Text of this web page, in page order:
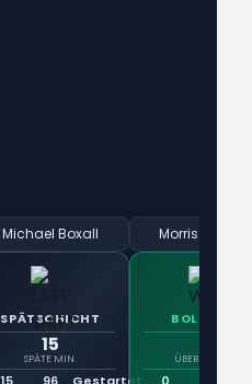
Michael Boxall
SPÄTSCHICHT
15
SPÄTE MIN.
Morris
BOLLWERK
ÜBERDRIBBELT